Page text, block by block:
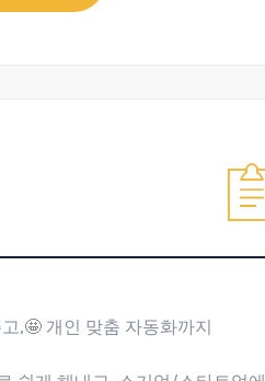
,🤩 개인 맞춤 자동화까지